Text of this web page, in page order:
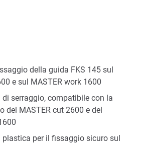
della guida FKS 145 sul
e sul MASTER work 1600
serraggio, compatibile con la
del MASTER cut 2600 e del
per il fissaggio sicuro sul